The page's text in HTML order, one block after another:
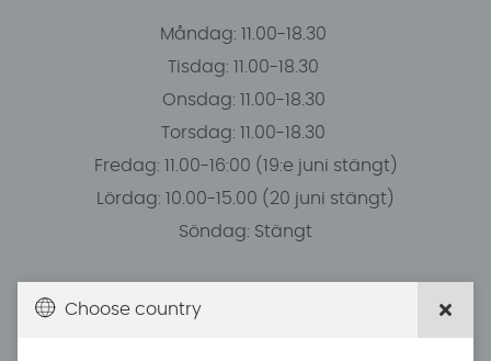
Måndag: 11.00-18.30
Tisdag: 11.00-18.30
Onsdag: 11.00-18.30
Torsdag: 11.00-18.30
Fredag: 11.00-16:00 (19:e juni stängt)
Lördag: 10.00-15.00 (20 juni stängt)
Söndag: Stängt
Du kan hämta ordrar efter överenskommelse från
Choose country